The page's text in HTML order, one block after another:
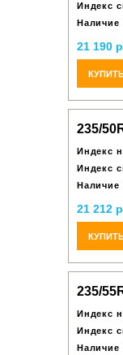
Индекс
Наличие
21 190
235/
Индекс
Индекс
Наличие
21 212
235/
Индекс
Индекс
Наличие